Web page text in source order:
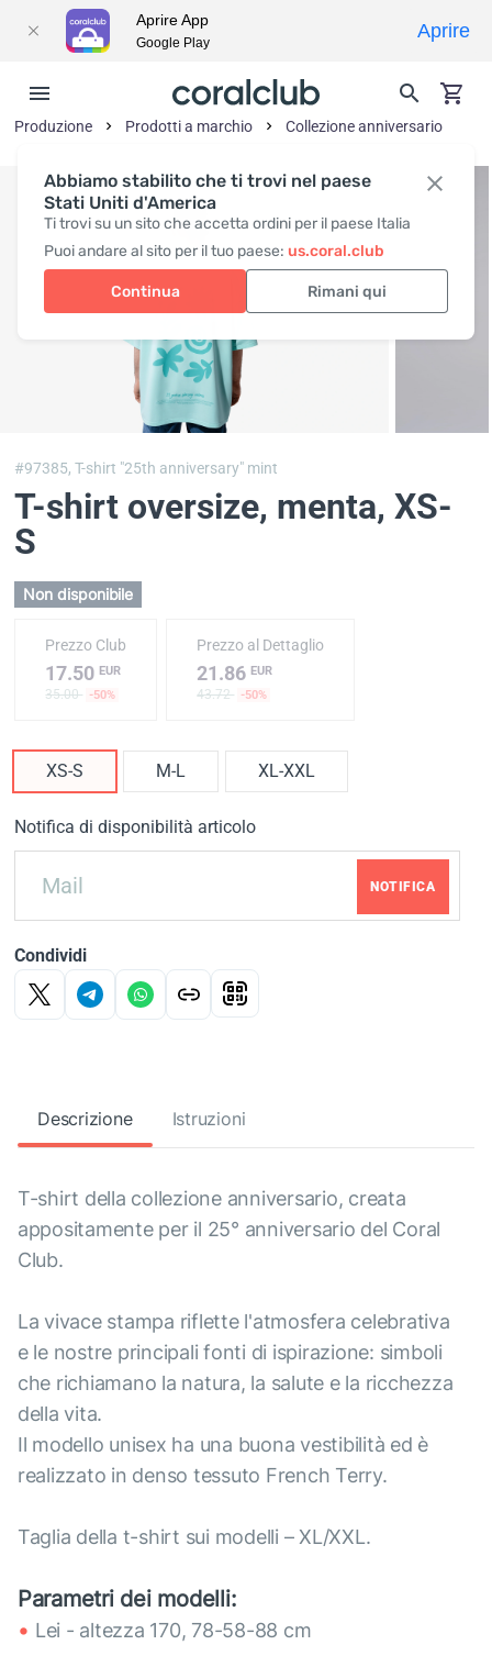
Abbiamo stabilito che ti trovi nel paese
Stati Uniti d'America
Ti trovi su un sito che accetta ordini per il paese Italia
Puoi andare al sito per il tuo paese: us.coral.club
Continua Rimani qui
Produzione Prodotti a marchio Collezione anniversario
#97385,T-shirt "25th anniversary" mint
T-shirt oversize, menta, XS-
S
Non disponibile
Prezzo Club
17.50 EUR
35.00 -50%
Prezzo al Dettaglio
21.86EUR
43.72 -50%
XS-S M-L XL-XXL
Notifica di disponibilità articolo
NOTIFICA
Condividi
Descrizione Istruzioni
T-shirt della collezione anniversario, creata
appositamente per il 25° anniversario del Coral
Club.
La vivace stampa riflette l'atmosfera celebrativa
e le nostre principali fonti di ispirazione: simboli
che richiamano la natura, la salute e la ricchezza
della vita.
Il modello unisex ha una buona vestibilità ed è
realizzato in denso tessuto French Terry.
Taglia della t-shirt sui modelli – XL/XXL.
Parametri dei modelli:
Lei - altezza 170, 78-58-88 cm
Aprire App
Google Play
Aprire